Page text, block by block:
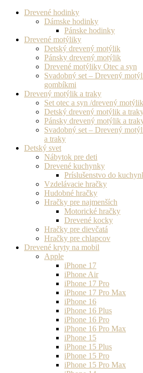
Drevené hodinky
Dámske hodinky
Pánske hodinky
Drevené motýliky
Detský drevený motýlik
Pánsky drevený motýlik
Drevené motýliky Otec a syn
Svadobný set – Drevený
gombíkmi
Drevený motýlik a traky
Set otec a syn /drevený
Detský drevený motýlik a
Pánsky drevený motýlik a
Svadobný set – Drevený
a traky
Detský svet
Nábytok pre deti
Drevené kuchynky
Príslušenstvo do
Vzdelávacie hračky
Hudobné hračky
Hračky pre najmenších
Motorické hračky
Drevené kocky
Hračky pre dievčatá
Hračky pre chlapcov
Drevené kryty na mobil
Apple
iPhone 17
iPhone Air
iPhone 17 Pro
iPhone 17 Pro Max
iPhone 16
iPhone 16 Plus
iPhone 16 Pro
iPhone 16 Pro Max
iPhone 15
iPhone 15 Plus
iPhone 15 Pro
iPhone 15 Pro Max